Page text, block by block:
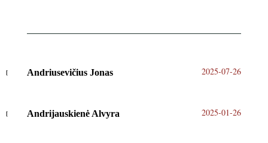
Andriusevičius Jonas 2025-07-26
Andrijauskienė Alvyra 2025-01-26